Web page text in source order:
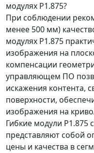
модулях P1.875?
При соблюдении
менее 500 мм)
модулях P1.875
изображения на
компенсации
управляющем ПО
искажения контента,
поверхности,
изображения на
Гибкие модули P1.875
представляют собой
цены и качества в